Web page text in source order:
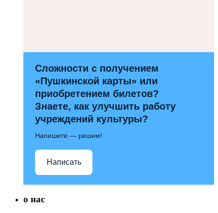
Сложности с получением
«Пушкинской карты» или
приобретением билетов?
Знаете, как улучшить работу
учреждений культуры?
Напишите — решим!
Написать
о нас